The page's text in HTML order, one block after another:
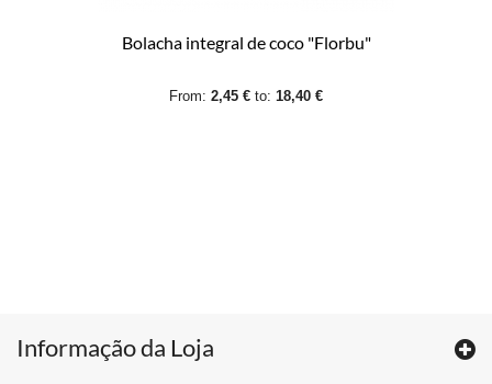
Bolacha integral de coco "Florbu"
From: 2,45 € to: 18,40 €
Informação da Loja